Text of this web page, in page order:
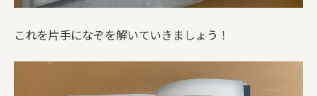
これを片手になぞを解いていきましょう！